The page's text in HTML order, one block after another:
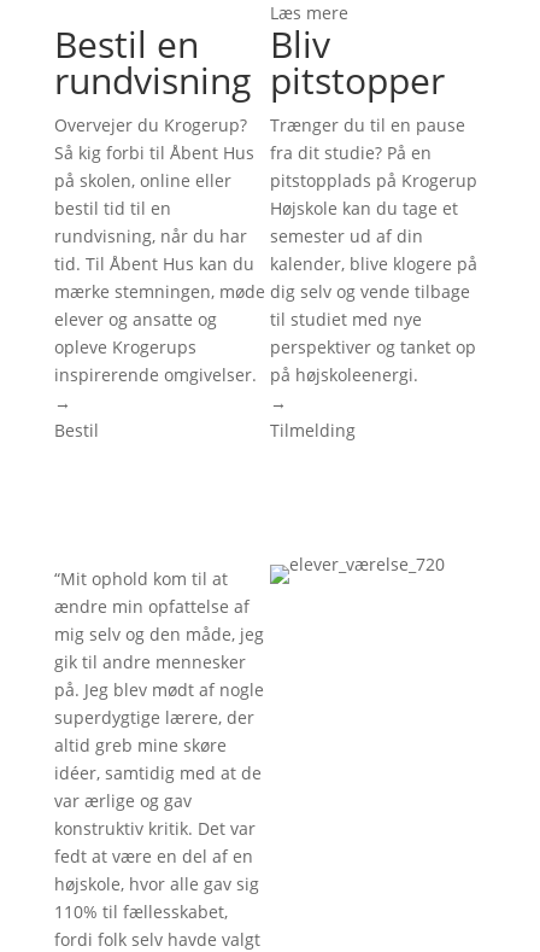
Læs mere
Bestil en
rundvisning
Overvejer du Krogerup?
Så kig forbi til Åbent Hus
på skolen, online eller
bestil tid til en
rundvisning, når du har
tid. Til Åbent Hus kan du
mærke stemningen, møde
elever og ansatte og
opleve Krogerups
inspirerende omgivelser.
→
Bestil
Bliv
pitstopper
Trænger du til en pause
fra dit studie? På en
pitstopplads på Krogerup
Højskole kan du tage et
semester ud af din
kalender, blive klogere på
dig selv og vende tilbage
til studiet med nye
perspektiver og tanket op
på højskoleenergi.
→
Tilmelding
“Mit ophold kom til at
ændre min opfattelse af
mig selv og den måde, jeg
gik til andre mennesker
på. Jeg blev mødt af nogle
superdygtige lærere, der
altid greb mine skøre
idéer, samtidig med at de
var ærlige og gav
konstruktiv kritik. Det var
fedt at være en del af en
højskole, hvor alle gav sig
110% til fællesskabet,
fordi folk selv havde valgt